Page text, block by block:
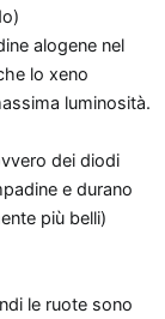
alogene nel
lo xeno
luminosità.
dei diodi
e durano
più belli)
le ruote sono